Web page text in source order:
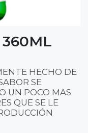
360ML
HECHO DE
SE
UN POCO MAS
QUE SE LE